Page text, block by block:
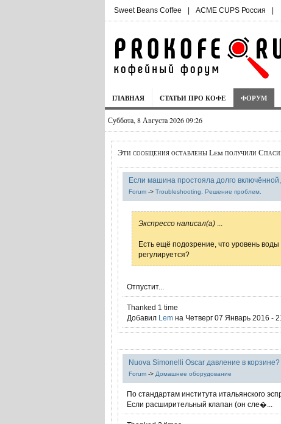
Sweet Beans Coffee | ACME CUPS Россия |
ГЛАВНАЯ СТАТЬИ ПРО КОФЕ ФОРУМ
Суббота, 8 Августа 2026 09:26
Эти сообщения оставлены Lem получили
Если машина простояла долго
Forum -> Troubleshooting. Решение проблем.
Экспрессо написал(а)
Есть ещё подозрение, что уровень воды
регулируется?
Отпустит...
Thanked 1 time
Добавил Lem на Четверг 07 Январь 2016 -
Nuova Simonelli Oscar давление в корзине?
Forum -> Домашнее оборудование
По стандартам института итальянского
Если расширительный клапан (он сле�...